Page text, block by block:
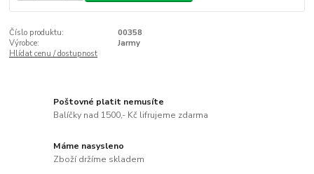
Číslo produktu:
00358
Výrobce:
Jarmy
Hlídat cenu / dostupnost
Poštovné platit nemusíte
Balíčky nad 1500,- Kč lifrujeme zdarma
Máme nasysleno
Zboží držíme skladem